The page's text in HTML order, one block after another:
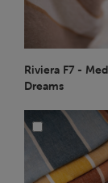
Riviera F7 -
Dreams